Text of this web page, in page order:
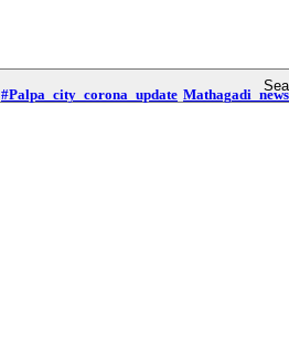
#Palpa_city_corona_update Mathagadi_news